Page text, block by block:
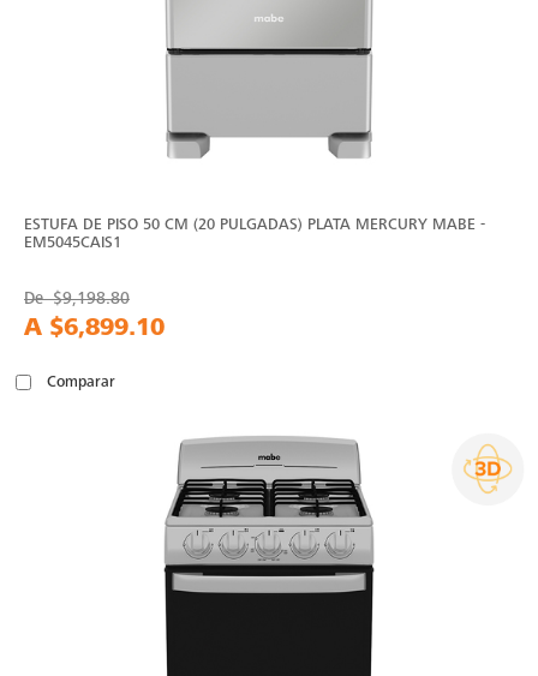
ESTUFA DE PISO 50 CM (20 PULGADAS) PLATA MERCURY MABE -
EM5045CAIS1
De$9,198.80
A $6,899.10
Comparar